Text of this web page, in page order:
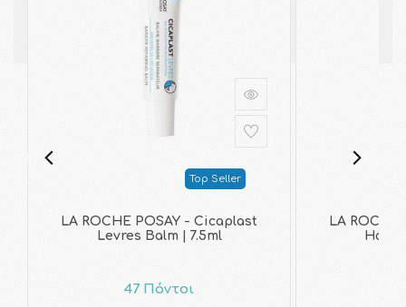
Top Seller
LA ROCHE POSAY - Cicaplast
Levres Balm | 7.5ml
47 Πόντοι
LA
Hand